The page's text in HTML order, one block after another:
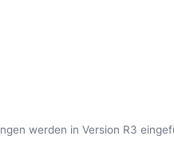
werden in Version R3